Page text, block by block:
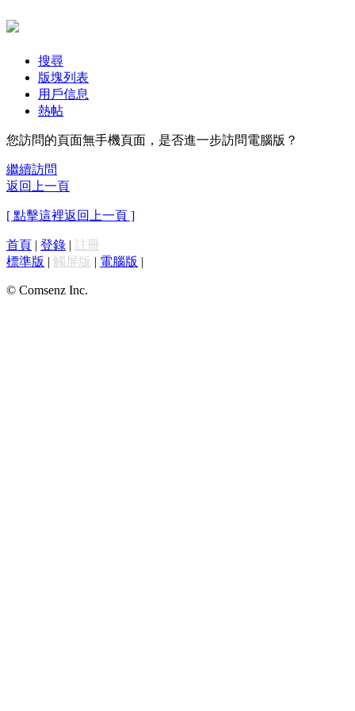
搜尋
版塊列表
用戶信息
熱帖
您訪問的頁面無手機頁面，是否進一步訪問電腦版？
繼續訪問
返回上一頁
[ 點擊這裡返回上一頁 ]
首頁 | 登錄 | 註冊
標準版 | 觸屏版 | 電腦版 |
© Comsenz Inc.